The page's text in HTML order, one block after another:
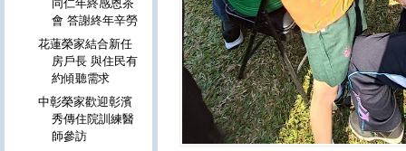
同仁年終感恩茶
會 答謝終年辛勞
花蓮榮家結合新任
房戶長 與住民有
約傾聽需求
中彰榮家歡迎彰濱
秀傳住院訓練醫
師參訪